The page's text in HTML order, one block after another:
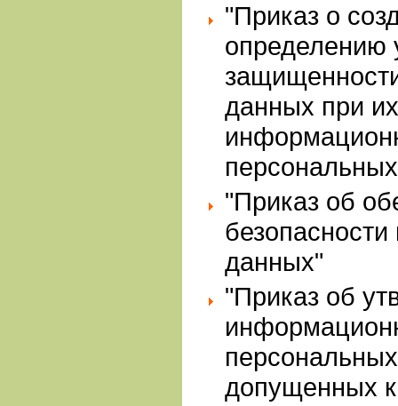
"Приказ о
определению
данных при
"Приказ об
данных"
"Приказ об
допущенных